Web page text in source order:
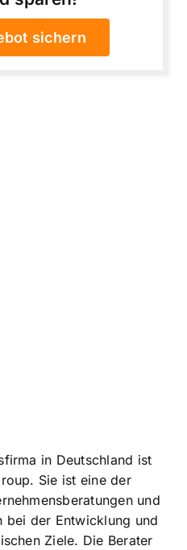
sichern
in Deutschland ist
Sie ist eine der
und
bei der Entwicklung und
Ziele. Die Berater